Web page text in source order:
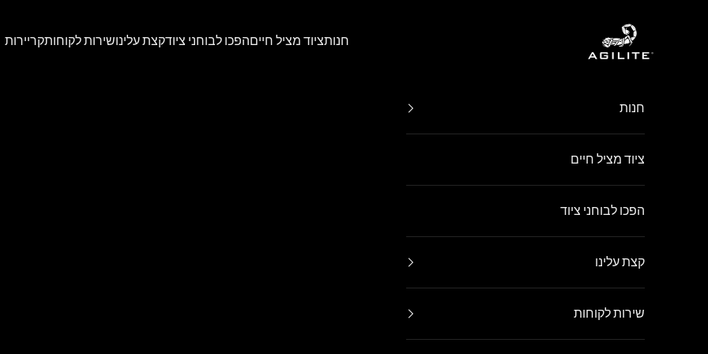
Agilite Israel
חנותציוד מציל חייםהפכו לבוחני ציודקצת עלינושירות לקוחותקריירות
חנות
ציוד מציל חיים
הפכו לבוחני ציוד
קצת עלינו
שירות לקוחות